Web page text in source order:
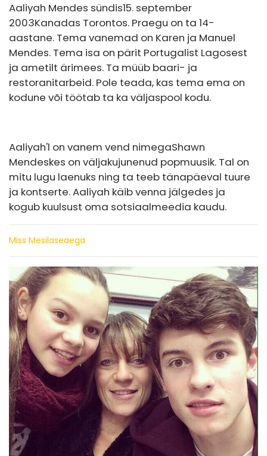
Aaliyah Mendes sündis15. september
2003Kanadas Torontos. Praegu on ta 14-
aastane. Tema vanemad on Karen ja Manuel
Mendes. Tema isa on pärit Portugalist Lagosest
ja ametilt ärimees. Ta müüb baari- ja
restoranitarbeid. Pole teada, kas tema ema on
kodune või töötab ta ka väljaspool kodu.
Aaliyah'l on vanem vend nimegaShawn
Mendeskes on väljakujunenud popmuusik. Tal on
mitu lugu laenuks ning ta teeb tänapäeval tuure
ja kontserte. Aaliyah käib venna jälgedes ja
kogub kuulsust oma sotsiaalmeedia kaudu.
Miss Mesilaseaega